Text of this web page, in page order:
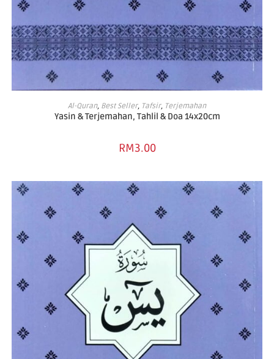
ADD TO BASKET
Al-Quran, Best Seller, Tafsir, Terjemahan
Yasin & Terjemahan, Tahlil & Doa 14x20cm
RM3.00